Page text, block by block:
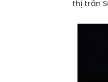
thị trấn